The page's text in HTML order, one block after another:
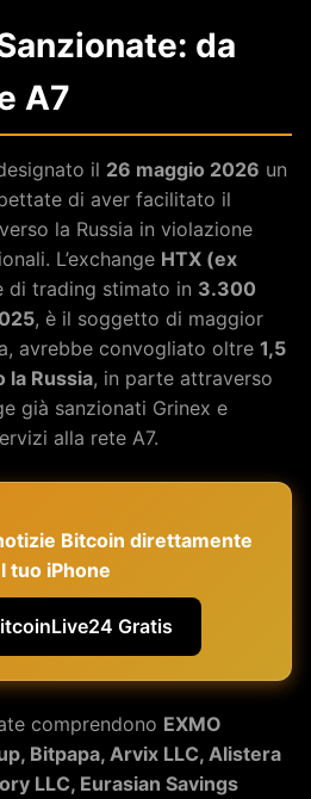
da
A7
il 26 maggio 2026 un
di aver facilitato il
la Russia in violazione
L’exchange HTX (ex
di trading stimato in 3.300
, è il soggetto di maggior
avrebbe convogliato oltre 1,5
la Russia, in parte attraverso
già sanzionati Grinex e
alla rete A7.
Bitcoin direttamente
tuo iPhone
Gratis
comprendono EXMO
Bitpapa, Arvix LLC, Alistera
LLC, Eurasian Savings